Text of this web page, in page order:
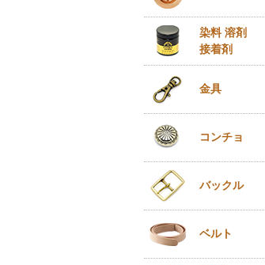
染料 溶剤
接着剤
金具
コンチョ
バックル
ベルト